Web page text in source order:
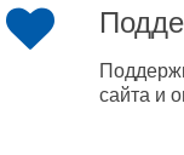
сайта и